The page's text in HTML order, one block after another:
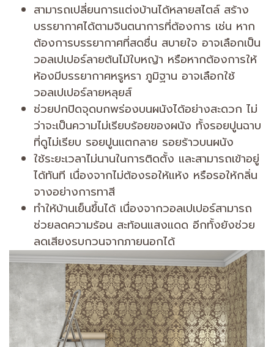
สามารถเปลี่ยนการแต่งบ้านได้หลายสไตล์ สร้าง
บรรยากาศได้ตามจินตนาการที่ต้องการ เช่น หาก
ต้องการบรรยากาศที่สดชื่น สบายใจ อาจเลือกเป็น
วอลเปเปอร์ลายต้นไม้ใบหญ้า หรือหากต้องการให้
ห้องมีบรรยากาศหรูหรา ภูมิฐาน อาจเลือกใช้
วอลเปเปอร์ลายหลุยส์
ช่วยปกปิดจุดบกพร่องบนผนังได้อย่างสะดวก ไม่
ว่าจะเป็นความไม่เรียบร้อยของผนัง ทั้งรอยปูนฉาบ
ที่ดูไม่เรียบ รอยปูนแตกลาย รอยร้าวบนผนัง
ใช้ระยะเวลาไม่นานในการติดตั้ง และสามารถเข้าอยู่
ได้ทันที เนื่องจากไม่ต้องรอให้แห้ง หรือรอให้กลิ่น
จางอย่างการทาสี
ทำให้บ้านเย็นขึ้นได้ เนื่องจากวอลเปเปอร์สามารถ
ช่วยลดความร้อน สะท้อนแสงแดด อีกทั้งยังช่วย
ลดเสียงรบกวนจากภายนอกได้